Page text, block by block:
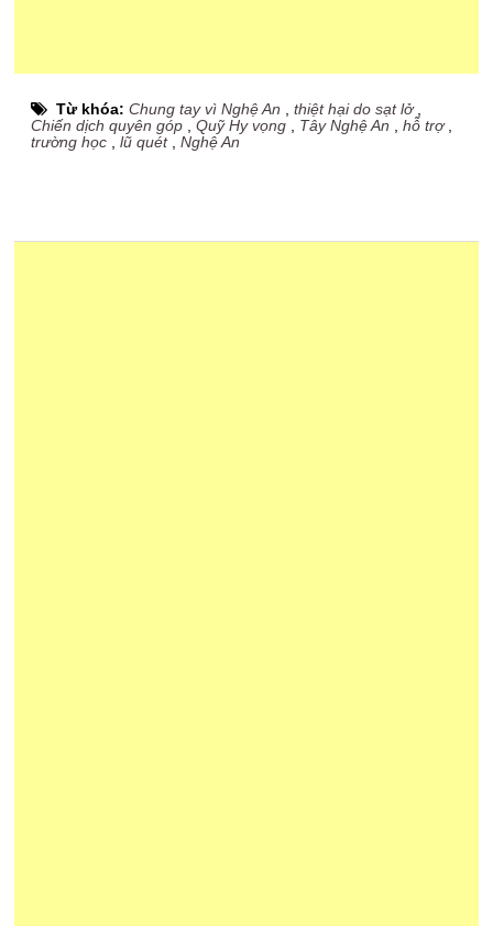
Từ khóa:Chung tay vì Nghệ An ,thiệt hại do sạt lở,
Chiến dịch quyên góp ,Quỹ Hy vọng Tây Nghệ An ,hỗ trợ,
trường học ,lũ quét,Nghệ An